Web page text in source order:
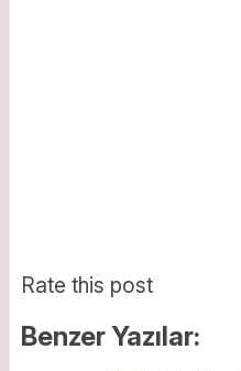
Rate this post
Benzer Yazılar: